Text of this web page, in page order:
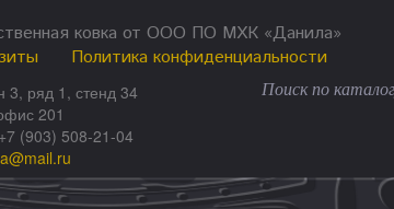
ковка от ООО ПО МХК «Данила»
Политика конфиденциальности
3, ряд 1, стенд 34
201
(903) 508-21-04